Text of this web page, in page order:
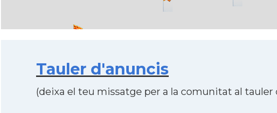
Tauler d'anuncis
(deixa el teu missatge per a la comunitat al tauler